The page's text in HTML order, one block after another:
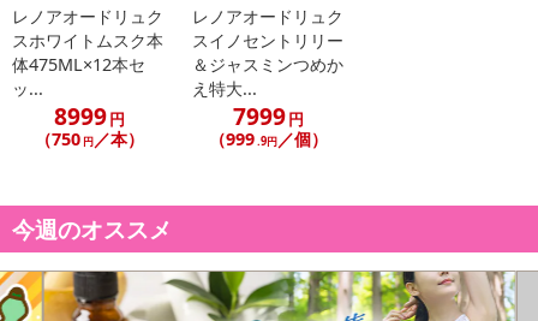
レノアオードリュク
スホワイトムスク本
体475ML×12本セ
ッ...
8999円
（750 円／本）
レノアオードリュク
スイノセントリリー
＆ジャスミンつめか
え特大...
7999円
（999 .9円 ／個）
今週のオススメ